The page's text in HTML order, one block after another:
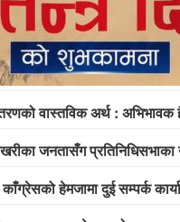
वास्तविक अर्थ : अभिभावक हैन, युद्धकला सिकेको
जनतासँग प्रतिनिधिसभाका
हेमजामा दुई सम्पर्क